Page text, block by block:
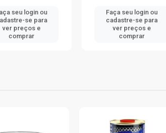
seu login ou
se para
ver preços e
comprar
Faça seu login ou
cadastre-se para
ver preços e
comprar